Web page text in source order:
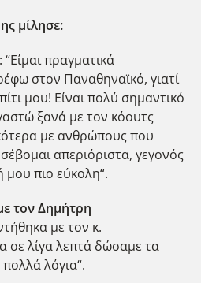
μίλησε:
: “Είμαι πραγματικά
στον Παναθηναϊκό, γιατί
μου! Είναι πολύ σημαντικό
ξανά με τον κόουτς
με ανθρώπους που
απεριόριστα, γεγονός
πιο εύκολη“.
τον Δημήτρη
με τον κ.
σε λίγα λεπτά δώσαμε τα
λόγια“.